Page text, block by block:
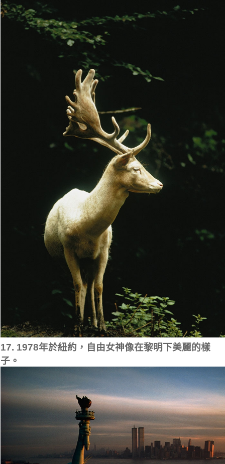
17. 1978年於紐約，自由女神像在黎明下美麗的樣
子。